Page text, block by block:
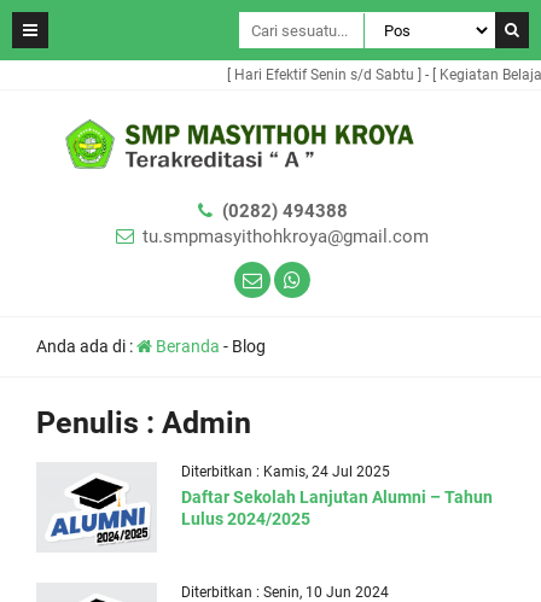
[ Hari Efektif Senin s/d Sabtu ] - [ Kegiatan
(0282) 494388
tu.smpmasyithohkroya@gmail.com
Anda ada di : Beranda - Blog
Penulis : Admin
Diterbitkan : Kamis, 24 Jul 2025
Daftar Sekolah Lanjutan Alumni – Tahun
Lulus 2024/2025
Diterbitkan : Senin, 10 Jun 2024